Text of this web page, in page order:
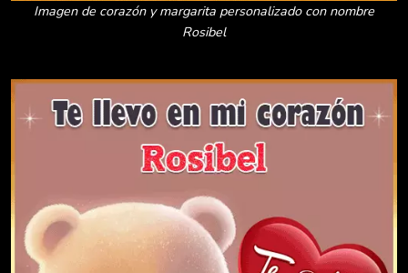
Imagen de corazón y margarita personalizado con nombre
Rosibel